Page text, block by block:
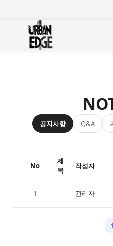
공지사항 Q&A
No
제
목
작성자
1 홈페이지가 새
관리자
1